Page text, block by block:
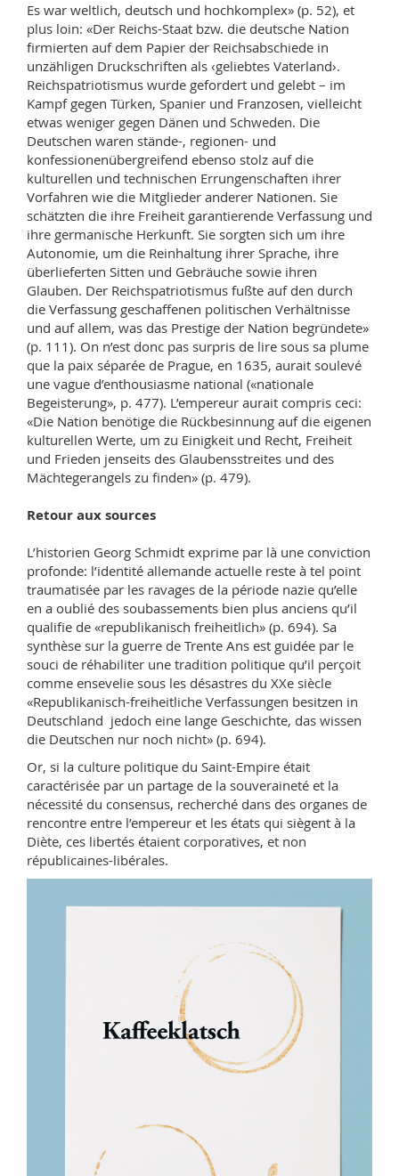
Es war weltlich, deutsch und hochkomplex» (p. 52), et
plus loin: «Der Reichs-Staat bzw. die deutsche Nation
firmierten auf dem Papier der Reichsabschiede in
unzähligen Druck­schriften als ‹geliebtes Vaterland›.
Reichspatriotismus wurde gefordert und gelebt – im
Kampf gegen Türken, Spanier und Franzosen, vielleicht
etwas weniger gegen Dänen und Schweden. Die
Deutschen waren stände-, regionen- und
konfessionenübergreifend ebenso stolz auf die
kulturellen und technischen Errungenschaften ihrer
Vorfahren wie die Mitglieder anderer Nationen. Sie
schätzten die ihre Freiheit garantierende Verfassung und
ihre germanische Herkunft. Sie sorgten sich um ihre
Autonomie, um die Reinhaltung ihrer Sprache, ihre
überlieferten Sitten und Gebräuche sowie ihren
Glauben. Der Reichspatriotismus fußte auf den durch
die Verfassung geschaffenen politischen Verhältnisse
und auf allem, was das Prestige der Nation begründete»
(p. 111). On n’est donc pas surpris de lire sous sa plume
que la paix séparée de Prague, en 1635, aurait soulevé
une vague d’enthousiasme national («nationale
Begeisterung», p. 477). L’empereur aurait compris ceci:
«Die Nation benötige die Rückbesinnung auf die eigenen
kulturellen Werte, um zu Einigkeit und Recht, Freiheit
und Frieden jenseits des Glaubensstreites und des
Mächtegerangels zu finden» (p. 479).
Retour aux sources
L’historien Georg Schmidt exprime par là une conviction
profonde: l’identité allemande actuelle reste à tel point
traumatisée par les ravages de la période nazie qu’elle
en a oublié des soubassements bien plus anciens qu’il
qualifie de «republikanisch freiheitlich» (p. 694). Sa
synthèse sur la guerre de Trente Ans est guidée par le
souci de réhabiliter une tradition politique qu’il perçoit
comme ensevelie sous les désastres du XXe siècle
«Republikanisch-freiheitliche Verfassungen besitzen in
Deutschland jedoch eine lange Geschichte, das wissen
die Deutschen nur noch nicht» (p. 694).
Or, si la culture politique du Saint-Empire était
caractérisée par un partage de la souveraineté et la
nécessité du consensus, recherché dans des organes de
rencontre entre l’empereur et les états qui siègent à la
Diète, ces libertés étaient corporatives, et non
républicaines-libérales.